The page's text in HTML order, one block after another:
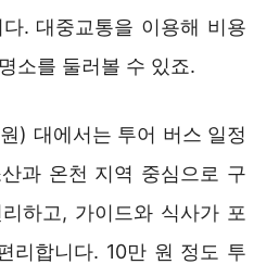
. 대중교통을 이용해 비용
소를 둘러볼 수 있죠.
) 대에서는 투어 버스 일정
과 온천 지역 중심으로 구
하고, 가이드와 식사가 포
리합니다. 10만 원 정도 투